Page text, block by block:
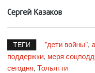
Сергей Казаков
ТЕГИ "дети войны",
поддержки, меря
сегодня, Тольятти